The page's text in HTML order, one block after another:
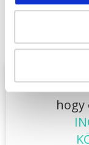
Végezd el
hogy